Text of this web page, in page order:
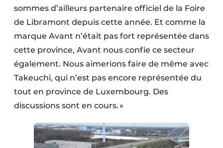
sommes d’ailleurs partenaire officiel de la Foire
de Libramont depuis cette année. Et comme la
marque Avant n’était pas fort représentée dans
cette province, Avant nous confie ce secteur
également. Nous aimerions faire de même avec
Takeuchi, qui n’est pas encore représentée du
tout en province de Luxembourg. Des
discussions sont en cours. »